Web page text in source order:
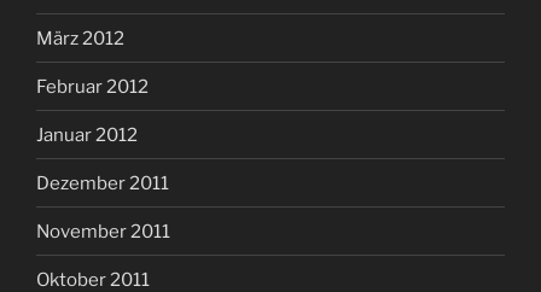
März 2012
Februar 2012
Januar 2012
Dezember 2011
November 2011
Oktober 2011